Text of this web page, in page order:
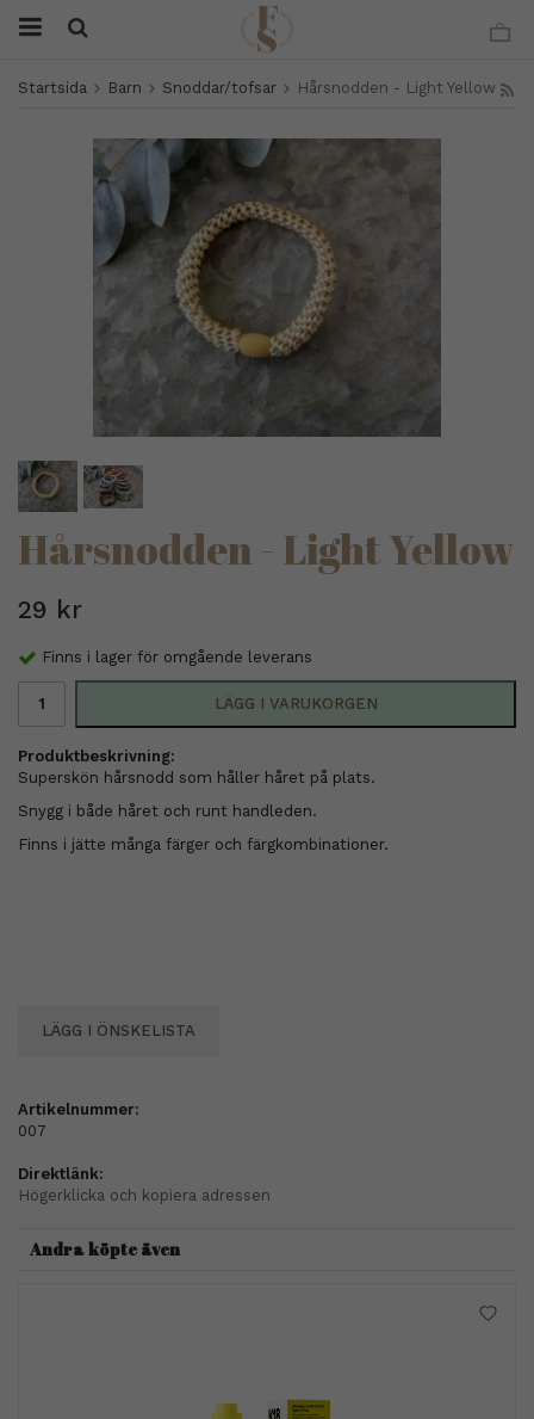
Startsida Barn Snoddar/tofsar Hårsnodden - Light Yellow
Hårsnodden - Light Yellow
29 kr
Finns i lager för omgående leverans
LÄGG I VARUKORGEN
Produktbeskrivning:
Superskön hårsnodd som håller håret på plats.
Snygg i både håret och runt handleden.
Finns i jätte många färger och färgkombinationer.
LÄGG I ÖNSKELISTA
Artikelnummer:
007
Direktlänk:
Högerklicka och kopiera adressen
Andra köpte även